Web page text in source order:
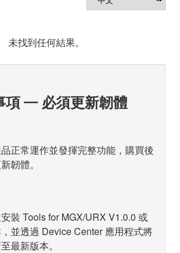
未找到任何結果。
項 — 必須更新韌體
正常運作並發揮完整功能，購買後
韌體。
裝 Tools for MGX/URX V1.0.0 或
並透過 Device Center 應用程式將
最新版本。